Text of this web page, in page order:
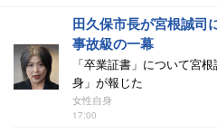
田久保市長が宮根誠司
事故級の一幕
「卒業証書」について宮
身」が報じた
女性自身
17:00